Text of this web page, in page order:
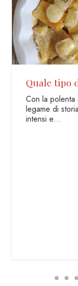
Quale tipo
Con la polenta
legame di
intensi e…